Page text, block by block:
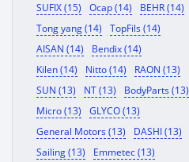
SUFIX (15)
Ocap (14)
BEHR (14)
Tong yang (14)
TopFils (14)
AISAN (14)
Bendix (14)
Kilen (14)
Nitto (14)
RAON (13)
SUN (13)
NT (13)
BodyParts (13)
Micro (13)
GLYCO (13)
General Motors (13)
DASHI (13)
Sailing (13)
Emmetec (13)